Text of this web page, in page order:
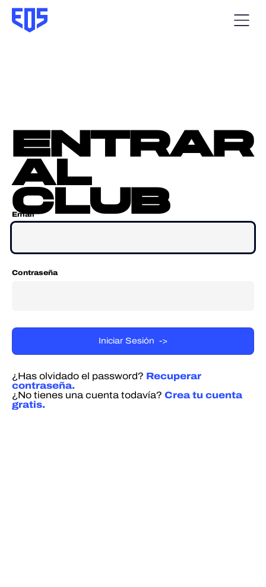
entrar
al
club
Email
Contraseña
¿Has olvidado el password? Recuperar
contraseña.
¿No tienes una cuenta todavía? Crea tu cuenta
gratis.